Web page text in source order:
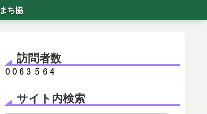
まち協
訪問者数
サイト内検索